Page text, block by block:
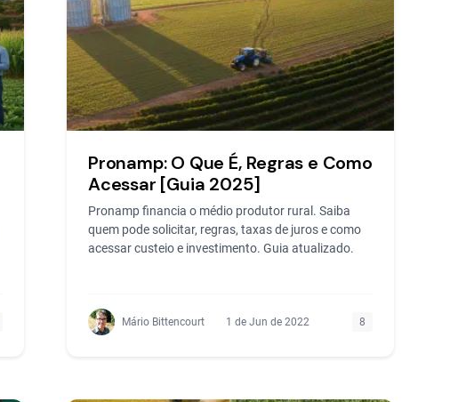
Pronamp: O Que É, Regras e Como
Acessar [Guia 2025]
Pronamp financia o médio produtor rural. Saiba
quem pode solicitar, regras, taxas de juros e como
acessar custeio e investimento. Guia atualizado.
Mário Bittencourt 1 de Jun de 2022 8